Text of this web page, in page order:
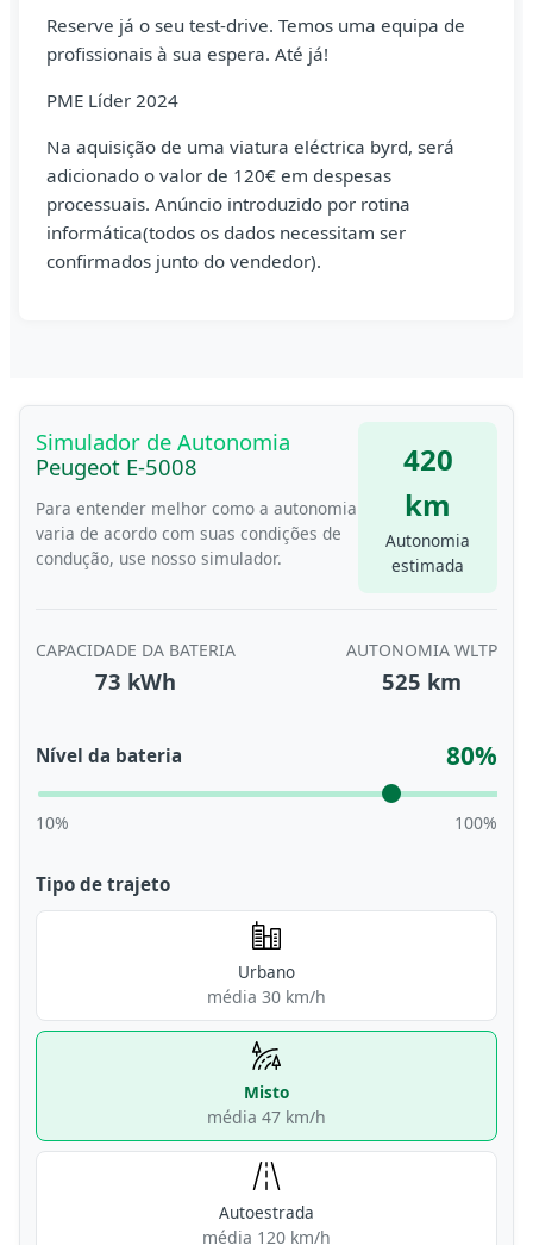
Reserve já o seu test-drive. Temos uma equipa de
profissionais à sua espera. Até já!
PME Líder 2024
Na aquisição de uma viatura eléctrica byrd, será
adicionado o valor de 120€ em despesas
processuais. Anúncio introduzido por rotina
informática(todos os dados necessitam ser
confirmados junto do vendedor).
Simulador de Autonomia
Peugeot E-5008
Para entender melhor como a autonomia
varia de acordo com suas condições de
condução, use nosso simulador.
420
km
Autonomia
estimada
CAPACIDADE DA BATERIA
73 kWh
AUTONOMIA WLTP
525 km
Nível da bateria 80%
10% 100%
Tipo de trajeto
Urbano
média 30 km/h
Misto
média 47 km/h
Autoestrada
média 120 km/h